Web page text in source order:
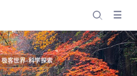
☰
极客世界-科学探索